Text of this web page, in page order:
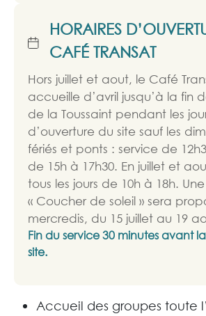
HORAIRES
CAFÉ TRANSAT
Hors juillet et aout, le Café
accueille d’avril jusqu’à la fin
de la Toussaint pendant les
d’ouverture du site sauf les
fériés et ponts : service de
de 15h à 17h30. En juillet et
tous les jours de 10h à 18h.
« Coucher de soleil » sera
mercredis, du 15 juillet au 19
Fin du service 30 minutes avant
site.
Accueil des groupes toute